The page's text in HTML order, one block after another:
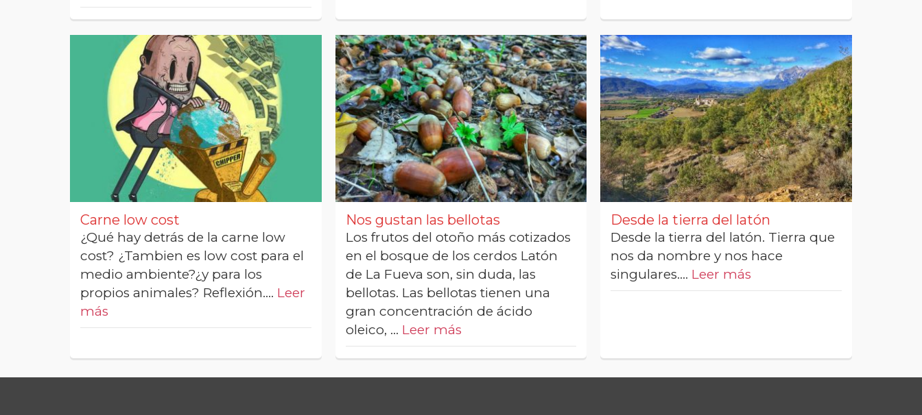
Carne low cost
¿Qué hay detrás de la carne low
cost? ¿Tambien es low cost para el
medio ambiente?¿y para los
propios animales? Reflexión.… Leer
más
Nos gustan las bellotas
Los frutos del otoño más cotizados
en el bosque de los cerdos Latón
de La Fueva son, sin duda, las
bellotas. Las bellotas tienen una
gran concentración de ácido
oleico, … Leer más
Desde la tierra del latón
Desde la tierra del latón. Tierra que
nos da nombre y nos hace
singulares.… Leer más